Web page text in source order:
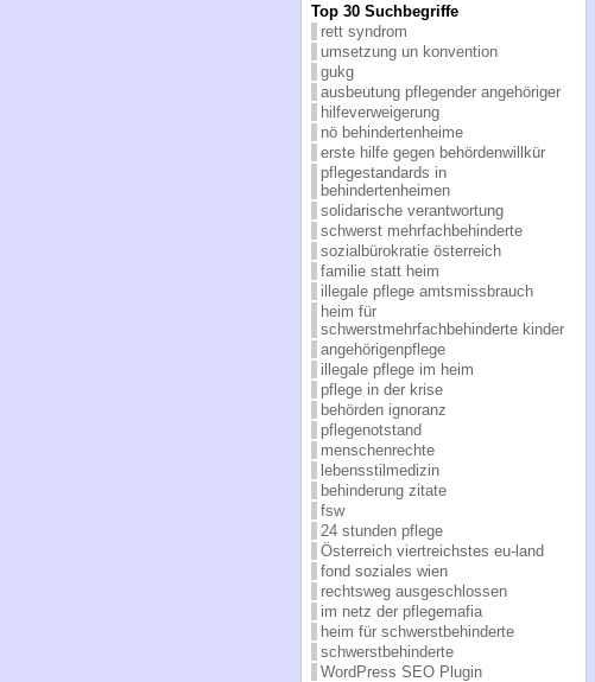
Top 30 Suchbegriffe
rett syndrom
umsetzung un konvention
gukg
ausbeutung pflegender angehöriger
hilfeverweigerung
nö behindertenheime
erste hilfe gegen behördenwillkür
pflegestandards in
behindertenheimen
solidarische verantwortung
schwerst mehrfachbehinderte
sozialbürokratie österreich
familie statt heim
illegale pflege amtsmissbrauch
heim für
schwerstmehrfachbehinderte kinder
angehörigenpflege
illegale pflege im heim
pflege in der krise
behörden ignoranz
pflegenotstand
menschenrechte
lebensstilmedizin
behinderung zitate
fsw
24 stunden pflege
Österreich viertreichstes eu-land
fond soziales wien
rechtsweg ausgeschlossen
im netz der pflegemafia
heim für schwerstbehinderte
schwerstbehinderte
WordPress SEO Plugin